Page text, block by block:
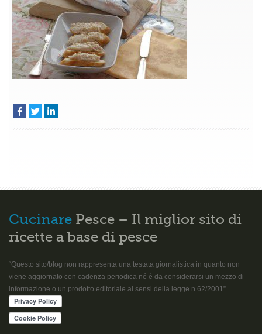
–
Antipasti
Cucinare Pesce – Il miglior sito di
ricette a base di pesce
“Questo sito/blog non rappresenta una testata giornalistica in quanto non
viene aggiornato con cadenza periodica né è da considerarsi un mezzo di
informazione o un prodotto editoriale ai sensi della legge n.62/2001”